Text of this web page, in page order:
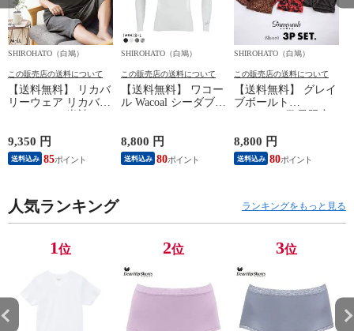
SHIROHATO（白鳩）
この販売店の送料について
【送料無料】 リカバ
リーウェア リカバリ
ーパジャマ 半袖 メ
ームウェア パジャマ
リカバリーケア 7分
丈パンツ 疲労回復
9,350 円
送料込み 85
SHIROHATO（白鳩）
この販売店の送料について
【送料無料】 ワコー
ル Wacoal シーダブリ
JYURYU 柔流 ジュウ
リュウ メンズ トッ
プ SML ハイネック
8,800 円
送料込み 80
SHIROHATO（白鳩）
この販売店の送料について
【送料無料】 グレイ
ブボールト
Gravevault 数量限定
サーパンツ おまかせ
3P 福袋 ショート ロ
ーライズ 3枚セット
8,800 円
送料込み 80
人気ランキング ランキングをもっと見る
1位 2位 3位